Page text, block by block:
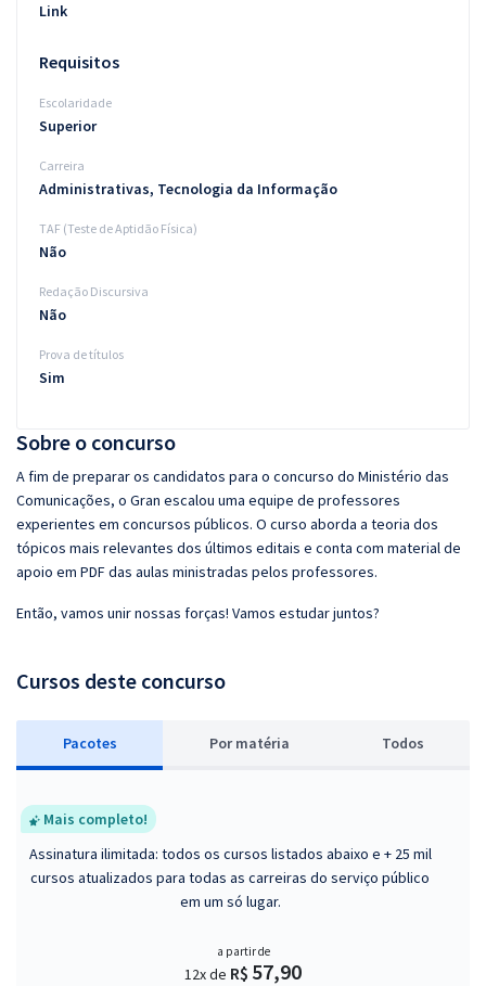
Sobre o concurso
A fim de preparar os candidatos para o concurso do Ministério das
Comunicações, o Gran escalou uma equipe de professores
experientes em concursos públicos. O curso aborda a teoria dos
tópicos mais relevantes dos últimos editais e conta com material de
apoio em PDF das aulas ministradas pelos professores.
Então, vamos unir nossas forças! Vamos estudar juntos?
Cursos deste concurso
Pacotes Por matéria Todos
Mais completo!
Assinatura ilimitada: todos os cursos listados abaixo e + 25 mil
cursos atualizados para todas as carreiras do serviço público
em um só lugar.
a partir de
12x de R$ 57,90
Link
Requisitos
Escolaridade
Superior
Carreira
Administrativas, Tecnologia da Informação
TAF (Teste de Aptidão Física)
Não
Redação Discursiva
Não
Prova de títulos
Sim